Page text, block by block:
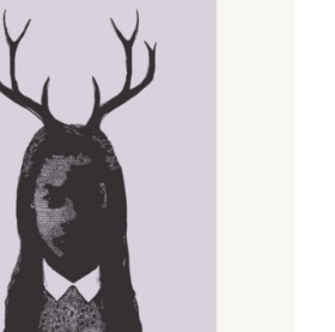
flere
Mulighederne
kan
vælges
på
varesiden